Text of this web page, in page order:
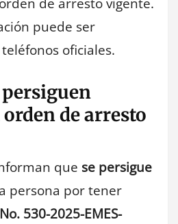
puede ser
oficiales.
de arresto
que se persigue
persona por tener
530-2025-EMES-